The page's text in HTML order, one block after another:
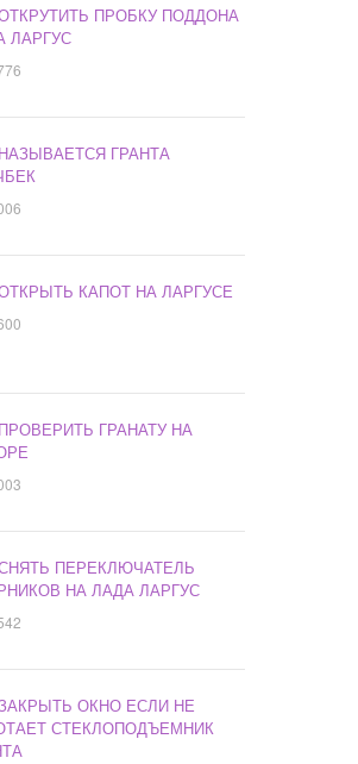
ПРОБКУ ПОДДОНА
ЛАРГУС
ГРАНТА
КАПОТ НА ЛАРГУСЕ
ГРАНАТУ НА
ПЕРЕКЛЮЧАТЕЛЬ
НА ЛАДА ЛАРГУС
ОКНО ЕСЛИ НЕ
СТЕКЛОПОДЪЕМНИК